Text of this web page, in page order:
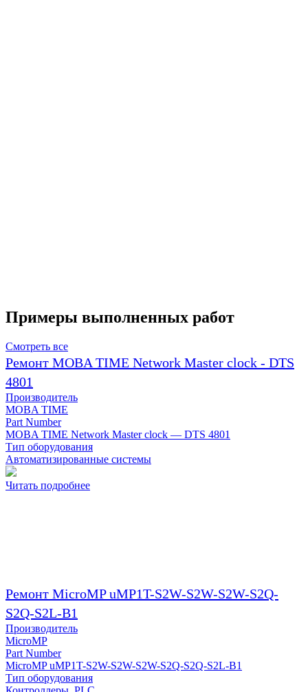
Примеры выполненных работ
Смотреть все
Ремонт MOBA TIME Network Master clock - DTS
4801
Производитель
MOBA TIME
Part Number
MOBA TIME Network Master clock — DTS 4801
Тип оборудования
Автоматизированные системы
Читать подробнее
Ремонт MicroMP uMP1T-S2W-S2W-S2W-S2Q-
S2Q-S2L-B1
Производитель
MicroMP
Part Number
MicroMP uMP1T-S2W-S2W-S2W-S2Q-S2Q-S2L-B1
Тип оборудования